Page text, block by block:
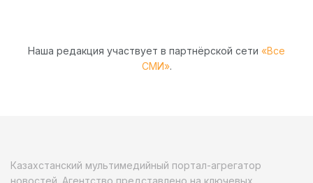
Наша редакция участвует в партнёрской сети «Все
СМИ».
Казахстанский мультимедийный портал-агрегатор
новостей. Агентство представлено на ключевых